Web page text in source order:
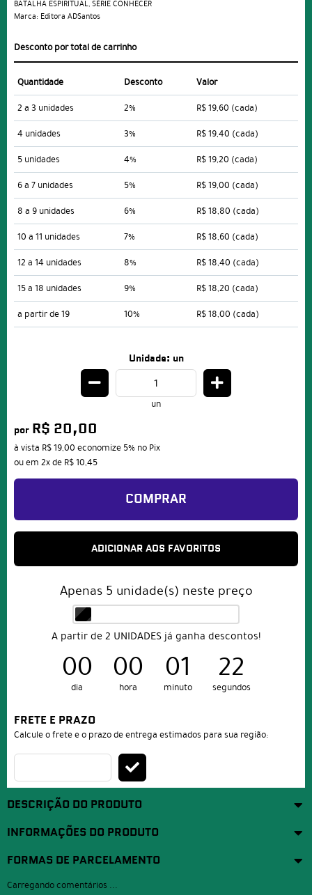
BATALHA ESPIRITUAL,SÉRIE CONHECER
Marca: Editora ADSantos
Desconto por total de carrinho
Quantidade Desconto
Valor
2 a 3 unidades
2% R$ 19,60 (cada)
4 unidades
3% R$ 19,40 (cada)
5 unidades
4% R$ 19,20 (cada)
6 a 7 unidades
5% R$ 19,00 (cada)
8 a 9 unidades
6% R$ 18,80 (cada)
10 a 11 unidades
7% R$ 18,60 (cada)
12 a 14 unidades
8% R$ 18,40 (cada)
15 a 18 unidades
9% R$ 18,20 (cada)
a partir de 19
10% R$ 18,00 (cada)
Unidade: un
un
por R$ 20,00
à vista R$ 19,00 economize 5% no Pix
ou em 2xde R$ 10,45
COMPRAR
ADICIONAR AOS FAVORITOS
Apenas 5 unidade(s) neste preço
A partir de 2 UNIDADES já ganha descontos!
00
dia
00
hora
01
minuto
21
segundos
FRETE E PRAZO
Calcule o frete e o prazo de entrega estimados para sua região:
DESCRIÇÃO DO PRODUTO
INFORMAÇÕES DO PRODUTO
FORMAS DE PARCELAMENTO
Carregando comentários ...